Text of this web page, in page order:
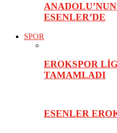
ESENLER’DE
SPOR
EROKSPOR
TAMAMLADI
ESENLER